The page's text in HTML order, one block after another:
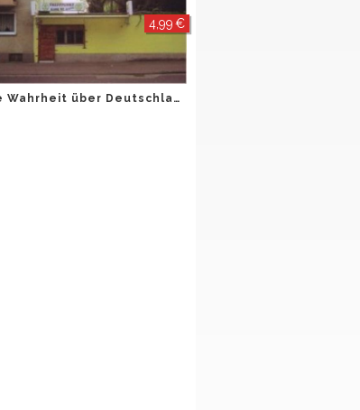
4,99 €
Die Wahrheit über Deutschland Pt. 9